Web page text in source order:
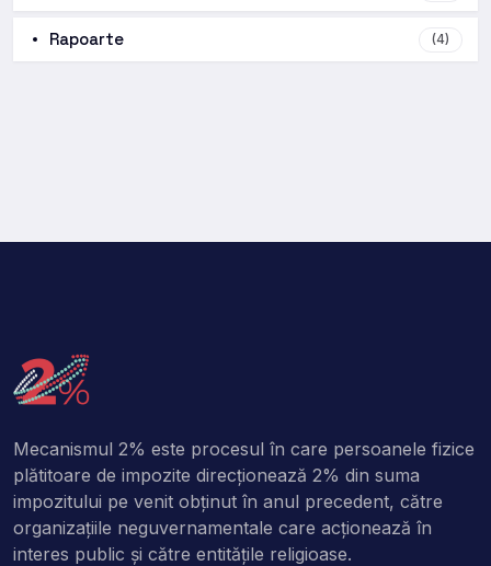
Rapoarte (4)
Mecanismul 2% este procesul în care persoanele fizice
plătitoare de impozite direcţionează 2% din suma
impozitului pe venit obţinut în anul precedent, către
organizaţiile neguvernamentale care acţionează în
interes public şi către entitățile religioase.